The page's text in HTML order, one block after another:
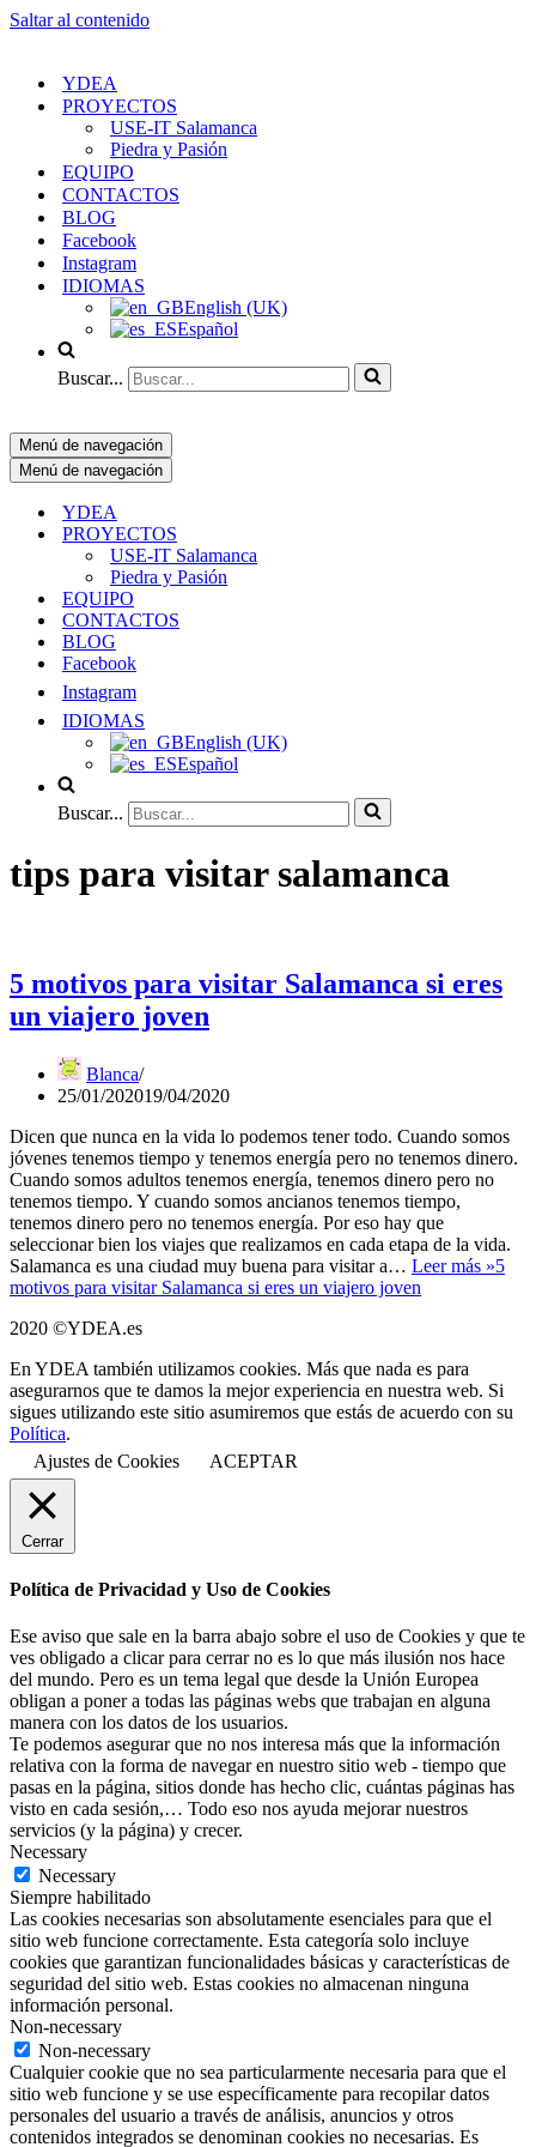
Saltar al contenido
YDEA
PROYECTOS
USE-IT Salamanca
Piedra y Pasión
EQUIPO
CONTACTOS
BLOG
Facebook
Instagram
IDIOMAS
English (UK)
Español
Buscar...
Menú de navegación
Menú de navegación
YDEA
PROYECTOS
USE-IT Salamanca
Piedra y Pasión
EQUIPO
CONTACTOS
BLOG
Facebook
Instagram
IDIOMAS
English (UK)
Español
Buscar...
tips para visitar salamanca
5 motivos para visitar Salamanca si eres
un viajero joven
Blanca
25/01/202019/04/2020
Dicen que nunca en la vida lo podemos tener todo. Cuando somos
jóvenes tenemos tiempo y tenemos energía pero no tenemos dinero.
Cuando somos adultos tenemos energía, tenemos dinero pero no
tenemos tiempo. Y cuando somos ancianos tenemos tiempo,
tenemos dinero pero no tenemos energía. Por eso hay que
seleccionar bien los viajes que realizamos en cada etapa de la vida.
Salamanca es una ciudad muy buena para visitar a… Leer más »5
motivos para visitar Salamanca si eres un viajero joven
2020 ©YDEA.es
En YDEA también utilizamos cookies. Más que nada es para
asegurarnos que te damos la mejor experiencia en nuestra web. Si
sigues utilizando este sitio asumiremos que estás de acuerdo con su
Política.
Ajustes de Cookies
ACEPTAR
Cerrar
Política de Privacidad y Uso de Cookies
Ese aviso que sale en la barra abajo sobre el uso de Cookies y que te
ves obligado a clicar para cerrar no es lo que más ilusión nos hace
del mundo. Pero es un tema legal que desde la Unión Europea
obligan a poner a todas las páginas webs que trabajan en alguna
manera con los datos de los usuarios.
Te podemos asegurar que no nos interesa más que la información
relativa con la forma de navegar en nuestro sitio web - tiempo que
pasas en la página, sitios donde has hecho clic, cuántas páginas has
visto en cada sesión,… Todo eso nos ayuda mejorar nuestros
servicios (y la página) y crecer.
Necessary
Necessary
Siempre habilitado
Las cookies necesarias son absolutamente esenciales para que el
sitio web funcione correctamente. Esta categoría solo incluye
cookies que garantizan funcionalidades básicas y características de
seguridad del sitio web. Estas cookies no almacenan ninguna
información personal.
Non-necessary
Non-necessary
Cualquier cookie que no sea particularmente necesaria para que el
sitio web funcione y se use específicamente para recopilar datos
personales del usuario a través de análisis, anuncios y otros
contenidos integrados se denominan cookies no necesarias. Es